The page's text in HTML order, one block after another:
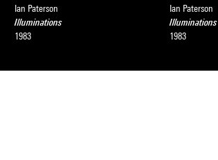
Ian Paterson
Illuminations
1983
Ian Paterson
Illuminations
1983